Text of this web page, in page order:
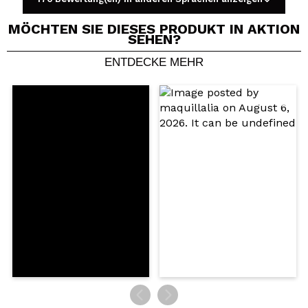
Ein Video oder Foto teilen
Dein Video könnte das erste sein. Stell es dir vor...
Würden Sie diesen Kauf empfehlen? Ja Nein
MÖCHTEN SIE DIESES PRODUKT IN AKTION
SEHEN?
ENTDECKE MEHR